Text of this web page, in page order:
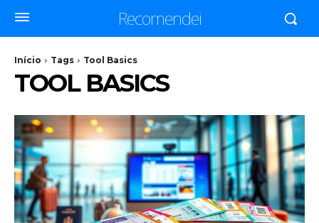
Recomendei
Início Tags Tool Basics
TOOL BASICS